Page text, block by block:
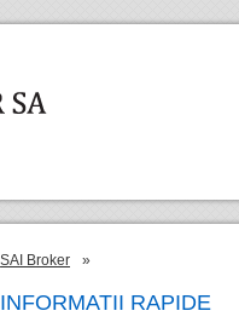
SAI Broker »
INFORMATII RAPIDE